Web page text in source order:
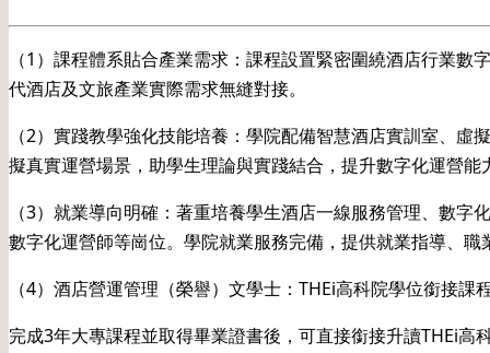
（1）課程體系貼合產業需求：課程設置緊密圍繞酒店行業
代酒店及文旅產業實際需求無縫對接。
（2）實踐教學強化技能培養：學院配備智慧酒店實訓室、
擬真實運營場景，助學生理論與實踐結合，提升數字化運營能
（3）就業導向明確：著重培養學生酒店一線服務管理、數
數字化運營師等崗位。學院就業服務完備，提供就業指導、
（4）酒店營運管理（榮譽）文學士：THEi高科院學位銜接課
完成3年大專課程並取得畢業證書後，可直接銜接升讀THEi高